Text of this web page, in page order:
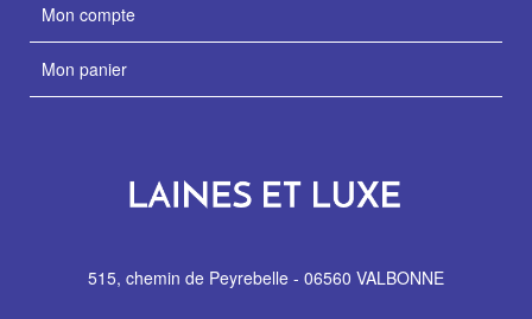
Mon compte
Mon panier
515, chemin de Peyrebelle - 06560 VALBONNE